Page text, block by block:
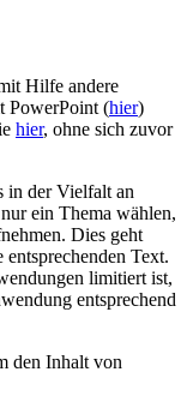
Hilfe andere
PowerPoint (hier)
hier, ohne sich zuvor
in der Vielfalt an
ein Thema wählen,
Dies geht
Text.
limitiert ist,
entsprechend
den Inhalt von